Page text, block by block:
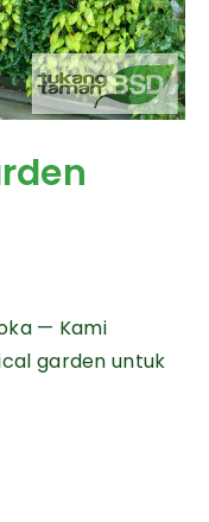
— Kami
garden untuk